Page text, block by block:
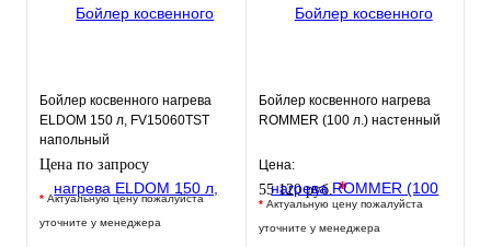
Бойлер косвенного нагрева
ELDOM 150 л, FV15060TST
напольный
Цена по запросу
* Актуальную цену пожалуйста
уточните у менеджера
Бойлер косвенного нагрева
ROMMER (100 л.) настенный
Цена:
55 120 руб.*
* Актуальную цену пожалуйста
уточните у менеджера